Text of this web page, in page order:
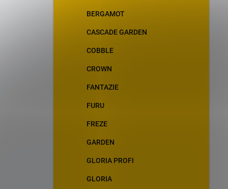
BERGAMOT
CASCADE GARDEN
COBBLE
CROWN
FANTAZIE
FURU
FREZE
GARDEN
GLORIA PROFI
GLORIA